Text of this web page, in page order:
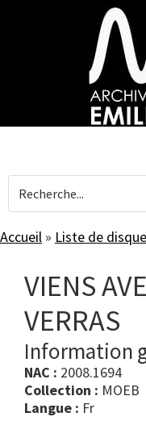
Accueil » Liste de disque
VIENS
VERRAS
Information
NAC : 2008.1694
Collection : MOEB
Langue : Fr